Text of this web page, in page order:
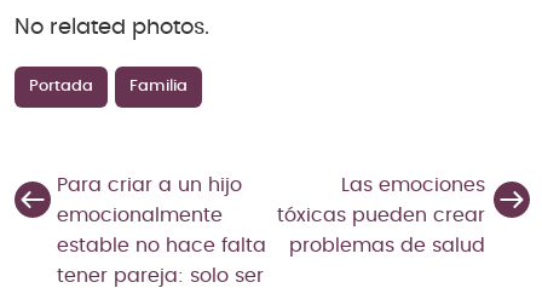
No related photos.
Portada Familia
Para criar a un hijo
emocionalmente
estable no hace falta
tener pareja: solo ser
Las emociones
tóxicas pueden crear
problemas de salud